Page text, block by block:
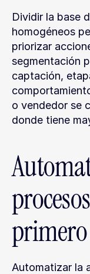
Dividir la base
homogéneos
priorizar
segmentación
captación,
o vendedor se
donde tiene
primero
Automatizar la